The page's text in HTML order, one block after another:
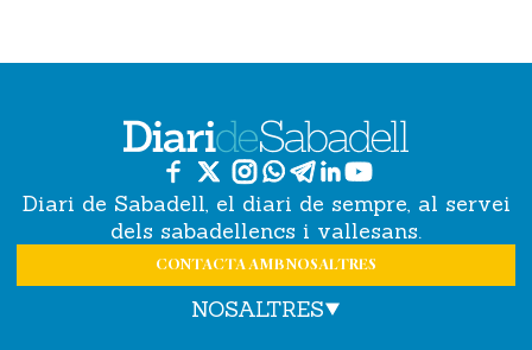
Diari de Sabadell, el diari de sempre, al servei
dels sabadellencs i vallesans.
CONTACTA AMB NOSALTRES
NOSALTRES